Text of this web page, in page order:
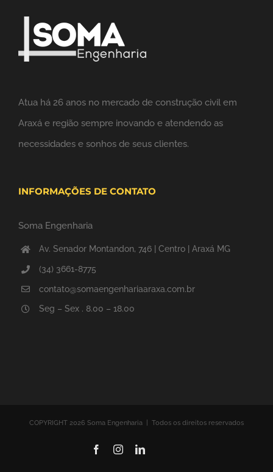
Atua há 26 anos no mercado de construção civil em
Araxá e região sempre inovando e atendendo as
necessidades e sonhos de seus clientes.
INFORMAÇÕES DE CONTATO
Soma Engenharia
Av. Senador Montandon, 746 | Centro | Araxá MG
(34) 3661-8775
contato@somaengenhariaaraxa.com.br
Seg – Sex . 8.00 – 18.00
COPYRIGHT 2026 Soma Engenharia | Todos os direitos reservados
FacebookInstagramLinkedIn